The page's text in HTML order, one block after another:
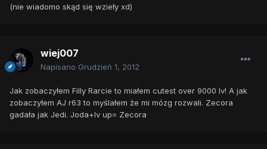
(nie wiadomo skąd się wzieły xd)
wiej007
Napisano Grudzień 1, 2012
Jak zobaczyłem Filly Rarcie to miałem cutest over 9000 lv! A jak
zobaczyłem AJ r63 to myślałem że mi mózg rozwali. Zecora
gadała jak Jedi. Joda+lv up= Zecora